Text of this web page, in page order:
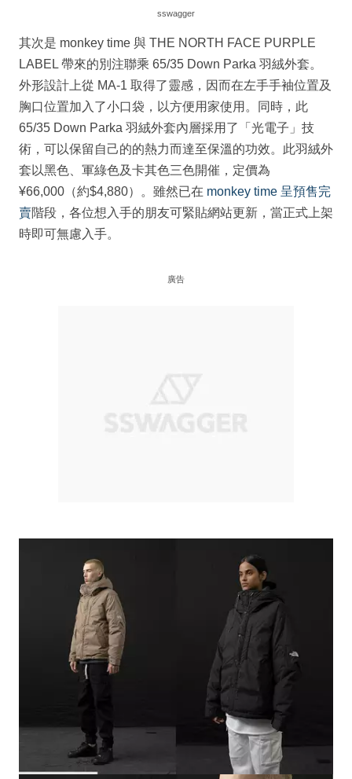
sswagger
其次是 monkey time 與 THE NORTH FACE PURPLE
LABEL 帶來的別注聯乘 65/35 Down Parka 羽絨外套。
外形設計上從 MA-1 取得了靈感，因而在左手手袖位置及
胸口位置加入了小口袋，以方便用家使用。同時，此
65/35 Down Parka 羽絨外套內層採用了「光電子」技
術，可以保留自己的的熱力而達至保溫的功效。此羽絨外
套以黑色、軍綠色及卡其色三色開催，定價為
¥66,000（約$4,880）。雖然已在 monkey time 呈預售完
賣階段，各位想入手的朋友可緊貼網站更新，當正式上架
時即可無慮入手。
廣告